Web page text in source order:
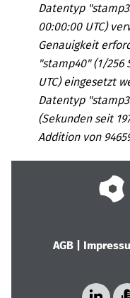
Datentyp
00:00:00 UTC)
Genauigkeit
"stamp40" (1/256
UTC) eingesetzt
Datentyp
(Sekunden seit
Addition von
AGB|